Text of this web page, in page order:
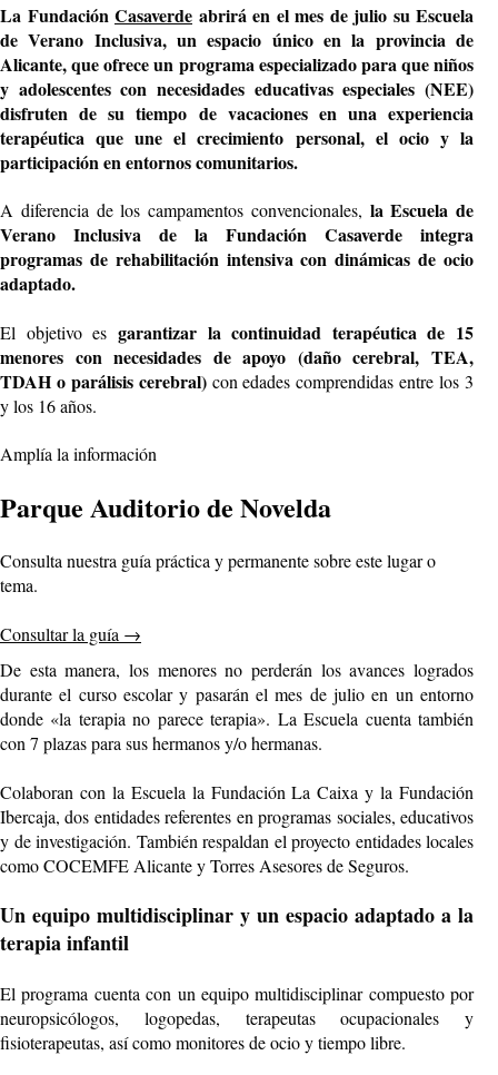
La Fundación Casaverde abrirá en el mes de julio su Escuela
de Verano Inclusiva, un espacio único en la provincia de
Alicante, que ofrece un programa especializado para que niños
y adolescentes con necesidades educativas especiales (NEE)
disfruten de su tiempo de vacaciones en una experiencia
terapéutica que une el crecimiento personal, el ocio y la
participación en entornos comunitarios.
A diferencia de los campamentos convencionales, la Escuela de
Verano Inclusiva de la Fundación Casaverde integra
programas de rehabilitación intensiva con dinámicas de ocio
adaptado.
El objetivo es garantizar la continuidad terapéutica de 15
menores con necesidades de apoyo (daño cerebral, TEA,
TDAH o parálisis cerebral)con edades comprendidas entre los 3
y los 16 años.
Amplía la información
Parque Auditorio de Novelda
Consulta nuestra guía práctica y permanente sobre este lugar o
tema.
Consultar la guía →
De esta manera, los menores no perderán los avances logrados
durante el curso escolar y pasarán el mes de julio en un entorno
donde «la terapia no parece terapia». La Escuela cuenta también
con 7 plazas para sus hermanos y/o hermanas.
Colaboran con la Escuela la Fundación La Caixa y la Fundación
Ibercaja, dos entidades referentes en programas sociales, educativos
y de investigación. También respaldan el proyecto entidades locales
como COCEMFE Alicante y Torres Asesores de Seguros.
Un equipo multidisciplinar y un espacio adaptado a la
terapia infantil
El programa cuenta con un equipo multidisciplinar compuesto por
neuropsicólogos, logopedas, terapeutas ocupacionales y
fisioterapeutas, así como monitores de ocio y tiempo libre.